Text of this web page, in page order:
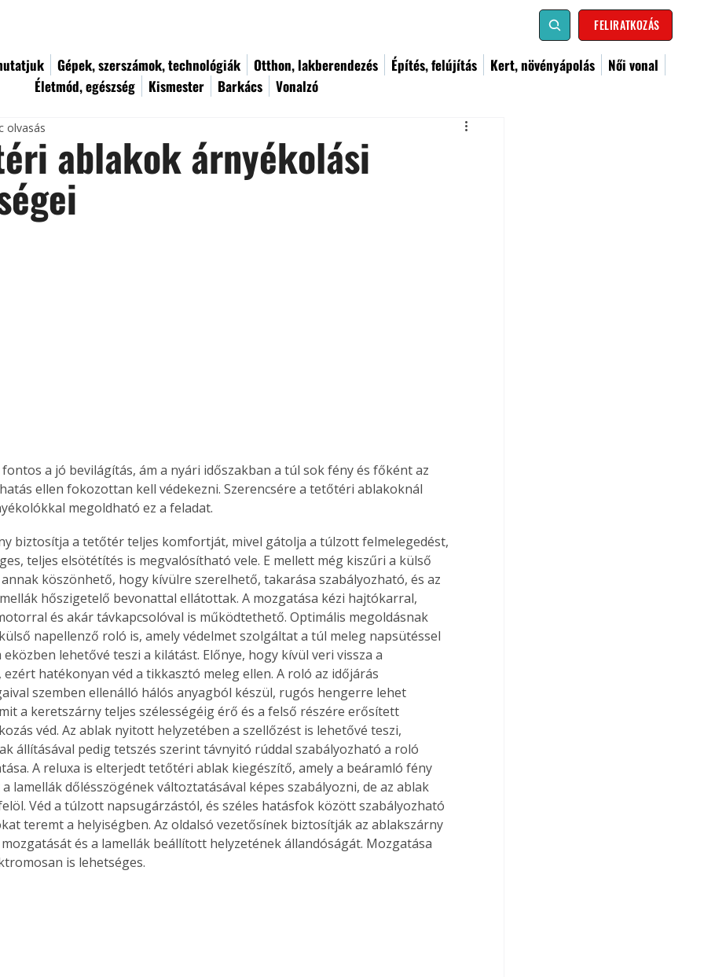
FELIRATKOZÁS
Gépek, szerszámok, technológiák Otthon, lakberendezés Építés, felújítás Kert, növényápolás
Női vonal
Életmód, egészség
Kismester Barkács Vonalzó
ablakok árnyékolási
olvasás
a jó bevilágítás, ám a nyári időszakban a túl sok fény és főként az
ellen fokozottan kell védekezni. Szerencsére a tetőtéri ablakoknál
megoldható ez a feladat.
biztosítja a tetőtér teljes komfortját, mivel gátolja a túlzott felmelegedést,
teljes elsötétítés is megvalósítható vele. E mellett még kiszűri a külső
annak köszönhető, hogy kívülre szerelhető, takarása szabályozható, és az
hőszigetelő bevonattal ellátottak. A mozgatása kézi hajtókarral,
és akár távkapcsolóval is működtethető. Optimális megoldásnak
napellenző roló is, amely védelmet szolgáltat a túl meleg napsütéssel
eközben lehetővé teszi a kilátást. Előnye, hogy kívül veri vissza a
hatékonyan véd a tikkasztó meleg ellen. A roló az időjárás
szemben ellenálló hálós anyagból készül, rugós hengerre lehet
a keretszárny teljes szélességéig érő és a felső részére erősített
véd. Az ablak nyitott helyzetében a szellőzést is lehetővé teszi,
állításával pedig tetszés szerint távnyitó rúddal szabályozható a roló
A reluxa is elterjedt tetőtéri ablak kiegészítő, amely a beáramló fény
lamellák dőlésszögének változtatásával képes szabályozni, de az ablak
Véd a túlzott napsugárzástól, és széles hatásfok között szabályozható
teremt a helyiségben. Az oldalsó vezetősínek biztosítják az ablakszárny
és a lamellák beállított helyzetének állandóságát. Mozgatása
is lehetséges.